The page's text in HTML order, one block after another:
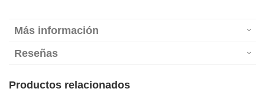
Más información
Reseñas
Productos relacionados